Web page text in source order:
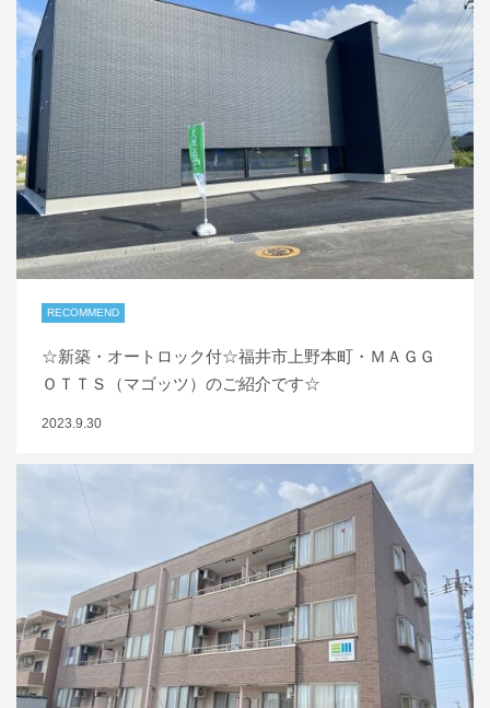
RECOMMEND
☆新築・オートロック付☆福井市上野本町・ＭＡＧＧ
ＯＴＴＳ（マゴッツ）のご紹介です☆
2023.9.30